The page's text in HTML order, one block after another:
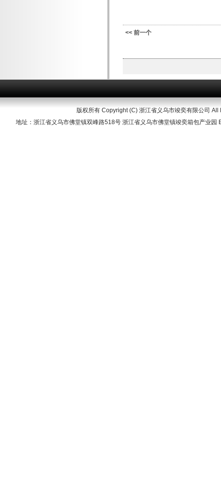
<< 前一个
版权所有 Copyright (C) 浙江省义乌市竣奕有限公司
地址：浙江省义乌市佛堂镇双峰路518号 浙江省义乌市佛堂镇竣奕箱包产业园